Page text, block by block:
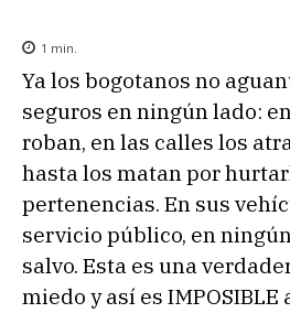
1 min.
Ya los bogotanos no
seguros en ningún lado:
roban, en las calles los
hasta los matan por
pertenencias. En sus
servicio público, en
salvo. Esta es una
miedo y así es IMPOSIBLE